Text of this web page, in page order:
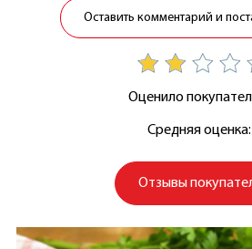
Оставить комментарий и
Оценило
Средняя оценка:
Отзывы